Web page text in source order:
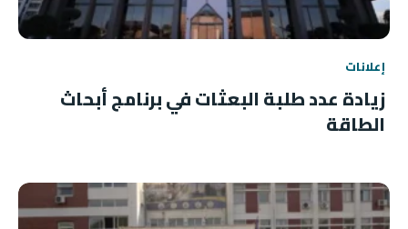
إعلانات
زيادة عدد طلبة البعثات في برنامج أبحاث
الطاقة